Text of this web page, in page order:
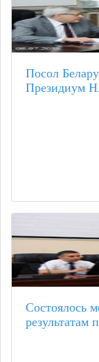
Посол
Президиум
Состоялось
результатам